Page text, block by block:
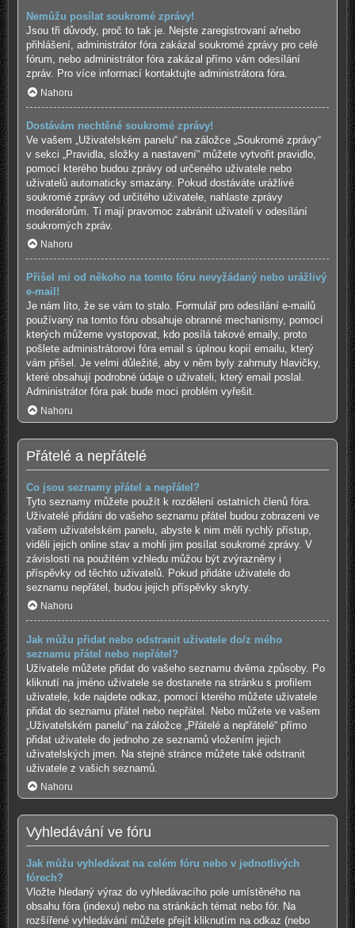
Nemůžu posílat soukromé zprávy!
Jsou tři důvody, proč to tak je. Nejste zaregistrovaní a/nebo
přihlášení, administrátor fóra zakázal soukromé zprávy pro celé
fórum, nebo administrátor fóra zakázal přímo vám odesílání
zpráv. Pro více informací kontaktujte administrátora fóra.
Nahoru
Dostávám nechtěné soukromé zprávy!
Ve vašem „Uživatelském panelu“ na záložce „Soukromé zprávy“
v sekci „Pravidla, složky a nastavení“ můžete vytvořit pravidlo,
pomocí kterého budou zprávy od určeného uživatele nebo
uživatelů automaticky smazány. Pokud dostáváte urážlivé
soukromé zprávy od určitého uživatele, nahlaste zprávy
moderátorům. Ti mají pravomoc zabránit uživateli v odesílání
soukromých zpráv.
Nahoru
Přišel mi od někoho na tomto fóru nevyžádaný nebo urážlivý
e-mail!
Je nám líto, že se vám to stalo. Formulář pro odesílání e-mailů
používaný na tomto fóru obsahuje obranné mechanismy, pomocí
kterých můžeme vystopovat, kdo posílá takové emaily, proto
pošlete administrátorovi fóra email s úplnou kopií emailu, který
vám přišel. Je velmi důležité, aby v něm byly zahrnuty hlavičky,
které obsahují podrobné údaje o uživateli, který email poslal.
Administrátor fóra pak bude moci problém vyřešit.
Nahoru
Přátelé a nepřátelé
Co jsou seznamy přátel a nepřátel?
Tyto seznamy můžete použít k rozdělení ostatních členů fóra.
Uživatelé přidáni do vašeho seznamu přátel budou zobrazeni ve
vašem uživatelském panelu, abyste k nim měli rychlý přístup,
viděli jejich online stav a mohli jim posílat soukromé zprávy. V
závislosti na použitém vzhledu můžou být zvýrazněny i
příspěvky od těchto uživatelů. Pokud přidáte uživatele do
seznamu nepřátel, budou jejich příspěvky skryty.
Nahoru
Jak můžu přidat nebo odstranit uživatele do/z mého
seznamu přátel nebo nepřátel?
Uživatele můžete přidat do vašeho seznamu dvěma způsoby. Po
kliknutí na jméno uživatele se dostanete na stránku s profilem
uživatele, kde najdete odkaz, pomocí kterého můžete uživatele
přidat do seznamu přátel nebo nepřátel. Nebo můžete ve vašem
„Uživatelském panelu“ na záložce „Přátelé a nepřátelé“ přímo
přidat uživatele do jednoho ze seznamů vložením jejich
uživatelských jmen. Na stejné stránce můžete také odstranit
uživatele z vašich seznamů.
Nahoru
Vyhledávání ve fóru
Jak můžu vyhledávat na celém fóru nebo v jednotlivých
fórech?
Vložte hledaný výraz do vyhledávacího pole umístěného na
obsahu fóra (indexu) nebo na stránkách témat nebo fór. Na
rozšířené vyhledávání můžete přejít kliknutím na odkaz (nebo